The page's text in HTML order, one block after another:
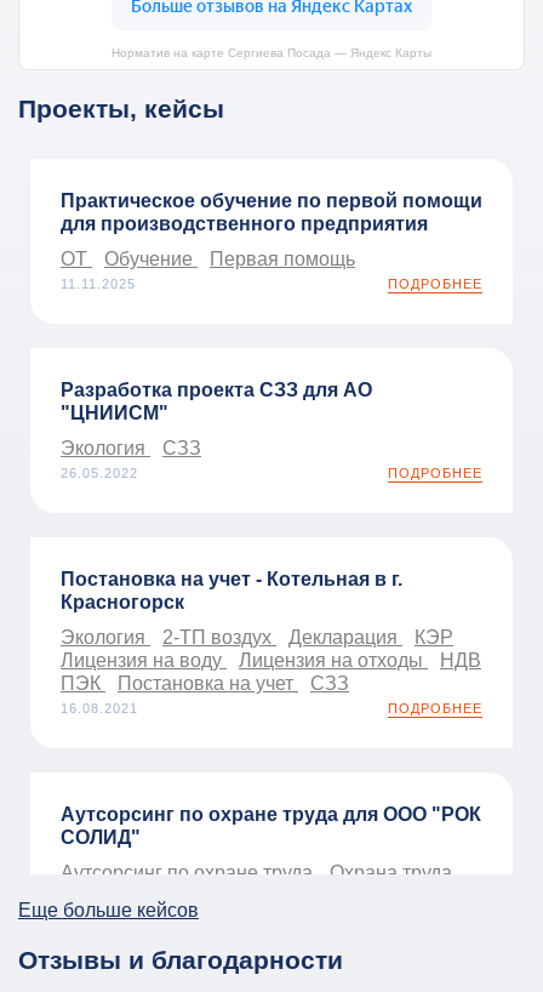
Норматив на карте Сергиева Посада — Яндекс Карты
Проекты, кейсы
Практическое обучение по первой помощи
для производственного предприятия
ОТ
Обучение Первая помощь
11.11.2025 ПОДРОБНЕЕ
Разработка проекта СЗЗ для АО
"ЦНИИСМ"
Экология
СЗЗ
26.05.2022 ПОДРОБНЕЕ
Постановка на учет - Котельная в г.
Красногорск
Экология
2-ТП воздух Декларация
КЭР
Лицензия на воду
Лицензия на отходы
НДВ
ПЭК
Постановка на учет СЗЗ
16.08.2021 ПОДРОБНЕЕ
Аутсорсинг по охране труда для ООО "РОК
СОЛИД"
Аутсорсинг по охране труда
Охрана труда
Еще больше кейсов
Отзывы и благодарности